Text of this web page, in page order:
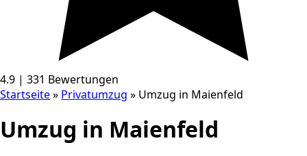
4.9 | 331 Bewertungen
Startseite» Privatumzug » Umzug in Maienfeld
Umzug in Maienfeld